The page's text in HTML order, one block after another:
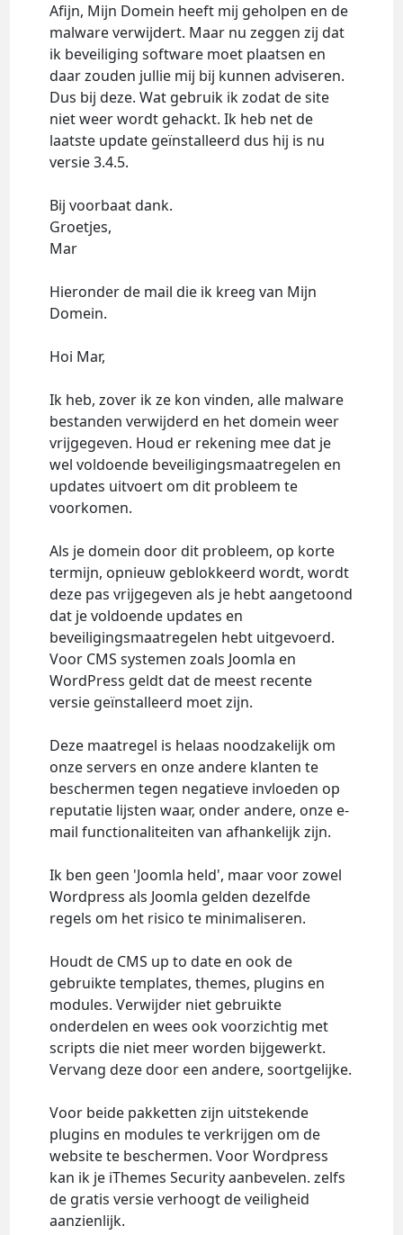
Afijn, Mijn Domein heeft mij geholpen en de
malware verwijdert. Maar nu zeggen zij dat
ik beveiliging software moet plaatsen en
daar zouden jullie mij bij kunnen adviseren.
Dus bij deze. Wat gebruik ik zodat de site
niet weer wordt gehackt. Ik heb net de
laatste update geïnstalleerd dus hij is nu
versie 3.4.5.
Bij voorbaat dank.
Groetjes,
Mar
Hieronder de mail die ik kreeg van Mijn
Domein.
Hoi Mar,
Ik heb, zover ik ze kon vinden, alle malware
bestanden verwijderd en het domein weer
vrijgegeven. Houd er rekening mee dat je
wel voldoende beveiligingsmaatregelen en
updates uitvoert om dit probleem te
voorkomen.
Als je domein door dit probleem, op korte
termijn, opnieuw geblokkeerd wordt, wordt
deze pas vrijgegeven als je hebt aangetoond
dat je voldoende updates en
beveiligingsmaatregelen hebt uitgevoerd.
Voor CMS systemen zoals Joomla en
WordPress geldt dat de meest recente
versie geïnstalleerd moet zijn.
Deze maatregel is helaas noodzakelijk om
onze servers en onze andere klanten te
beschermen tegen negatieve invloeden op
reputatie lijsten waar, onder andere, onze e-
mail functionaliteiten van afhankelijk zijn.
Ik ben geen 'Joomla held', maar voor zowel
Wordpress als Joomla gelden dezelfde
regels om het risico te minimaliseren.
Houdt de CMS up to date en ook de
gebruikte templates, themes, plugins en
modules. Verwijder niet gebruikte
onderdelen en wees ook voorzichtig met
scripts die niet meer worden bijgewerkt.
Vervang deze door een andere, soortgelijke.
Voor beide pakketten zijn uitstekende
plugins en modules te verkrijgen om de
website te beschermen. Voor Wordpress
kan ik je iThemes Security aanbevelen. zelfs
de gratis versie verhoogt de veiligheid
aanzienlijk.